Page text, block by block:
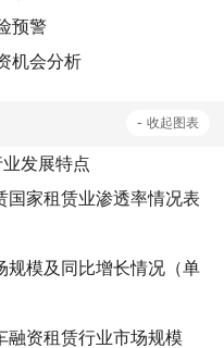
预警
机会分析
- 收起图表
发展特点
国家租赁业渗透率情况表
规模及同比增长情况（单
融资租赁行业市场规模